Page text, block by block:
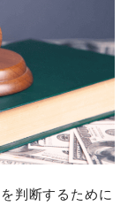
判断するために